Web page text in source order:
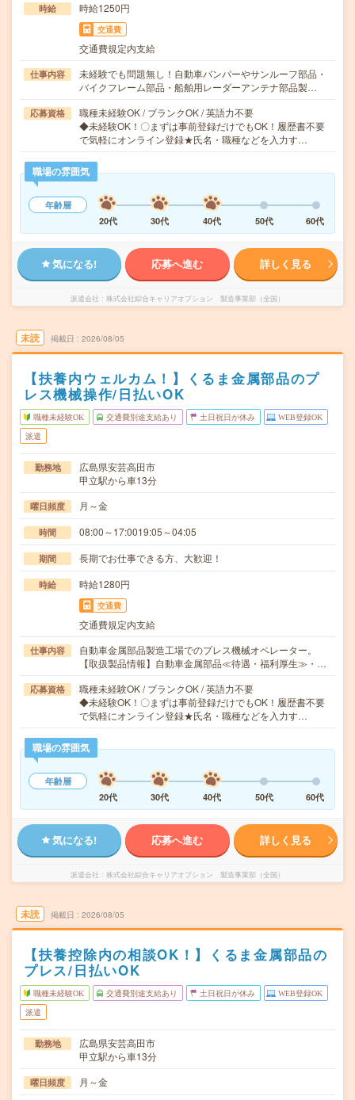
時給 時給1250円
交通費
交通費規定内支給
仕事内容
未経験でも問題無し！自動車バンパーやサンルーフ部品・
バイクフレーム部品・船舶用レーダーアンテナ部品製…
応募資格
職種未経験OK / ブランクOK / 英語力不要
◆未経験OK！〇まずは事前登録だけでもOK！履歴書不要
で気軽にオンライン登録★氏名・職種などを入力す…
職場の雰囲気
年齢層
20代
30代 40代 50代 60代
気になる! 応募へ進む 詳しく見る
派遣会社 株式会社綜合キャリアオプション 製造事業部（全国）
未読 掲載日 2026/08/05
【扶養内ウェルカム！】くるま金属部品のプ
レス機械操作/日払いOK
職種未経験OK 交通費別途支給あり 土日祝日が休み WEB登録OK
派遣
勤務地
広島県安芸高田市
甲立駅から車13分
曜日頻度 月～金
時間 08:00～17:0019:05～04:05
期間 長期でお仕事できる方、大歓迎！
時給 時給1280円
交通費
交通費規定内支給
仕事内容
自動車金属部品製造工場でのプレス機械オペレーター。
【取扱製品情報】自動車金属部品≪待遇・福利厚生≫・…
応募資格
職種未経験OK / ブランクOK / 英語力不要
◆未経験OK！〇まずは事前登録だけでもOK！履歴書不要
で気軽にオンライン登録★氏名・職種などを入力す…
職場の雰囲気
年齢層
20代
30代 40代 50代 60代
気になる! 応募へ進む 詳しく見る
派遣会社 株式会社綜合キャリアオプション 製造事業部（全国）
未読 掲載日 2026/08/05
【扶養控除内の相談OK！】くるま金属部品の
プレス/日払いOK
職種未経験OK 交通費別途支給あり 土日祝日が休み WEB登録OK
派遣
勤務地
広島県安芸高田市
甲立駅から車13分
曜日頻度 月～金